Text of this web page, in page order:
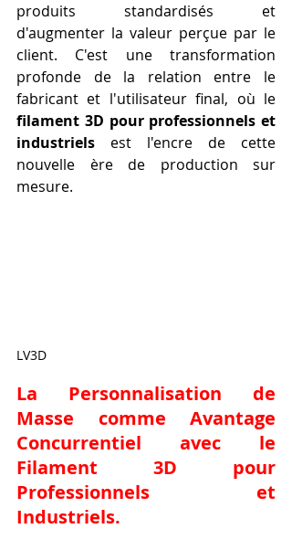
produits standardisés et
d'augmenter la valeur perçue par le
client. C'est une transformation
profonde de la relation entre le
filament 3D pour professionnels et
industriels est l'encre de cette
nouvelle ère de production sur
mesure.
LV3D
La Personnalisation de
Masse comme Avantage
Filament 3D pour
Professionnels et
Industriels.